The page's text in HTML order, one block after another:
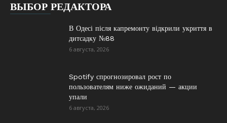
ВЫБОР РЕДАКТОРА
В Одесі після капремонту відкрили укриття в
дитсадку №88
6 августа, 2026
Spotify спрогнозировал рост по
пользователям ниже ожиданий — акции
упали
6 августа, 2026